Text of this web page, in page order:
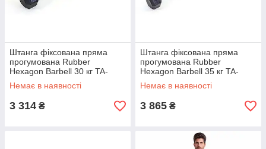
Штанга фіксована пряма
прогумована Rubber
Hexagon Barbell 30 кг TA-
6230-30 (гриф l-95 см)
Немає в наявності
3 314 ₴
Штанга фіксована пряма
прогумована Rubber
Hexagon Barbell 35 кг TA-
6230-35 (гриф l-95 см)
Немає в наявності
3 865 ₴